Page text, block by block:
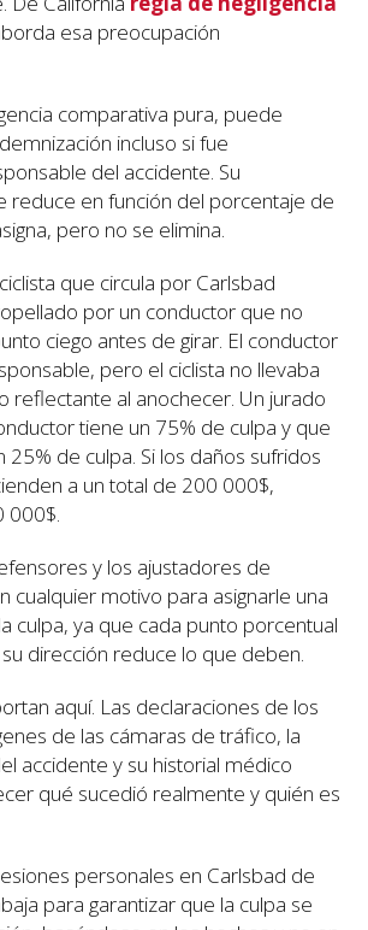
esa preocupación
comparativa pura, puede
incluso si fue
del accidente. Su
reduce en función del porcentaje de
pero no se elimina.
que circula por Carlsbad
por un conductor que no
ciego antes de girar. El conductor
pero el ciclista no llevaba
reflectante al anochecer. Un jurado
tiene un 75% de culpa y que
25% de culpa. Si los daños sufridos
a un total de 200 000$,
000$.
y los ajustadores de
cualquier motivo para asignarle una
culpa, ya que cada punto porcentual
dirección reduce lo que deben.
aquí. Las declaraciones de los
de las cámaras de tráfico, la
accidente y su historial médico
qué sucedió realmente y quién es
personales en Carlsbad de
para garantizar que la culpa se